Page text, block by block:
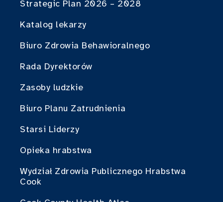
Strategic Plan 2026 – 2028
Katalog lekarzy
Biuro Zdrowia Behawioralnego
Rada Dyrektorów
Zasoby ludzkie
Biuro Planu Zatrudnienia
Starsi Liderzy
Opieka hrabstwa
Wydział Zdrowia Publicznego Hrabstwa
Cook